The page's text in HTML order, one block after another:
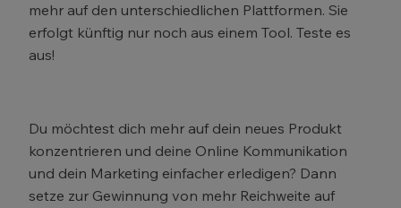
mehr auf den unterschiedlichen Plattformen. Sie
erfolgt künftig nur noch aus einem Tool. Teste es
aus!
Du möchtest dich mehr auf dein neues Produkt
konzentrieren und deine Online Kommunikation
und dein Marketing einfacher erledigen? Dann
setze zur Gewinnung von mehr Reichweite auf